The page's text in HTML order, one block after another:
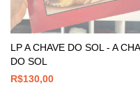
LP A CHAVE DO SOL - A
DO SOL
R$130,00